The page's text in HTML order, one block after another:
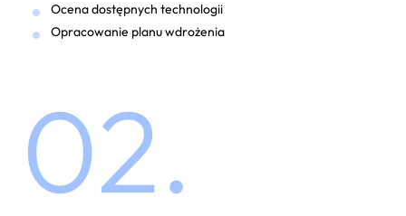
Ocena dostępnych technologii
Opracowanie planu wdrożenia
02.